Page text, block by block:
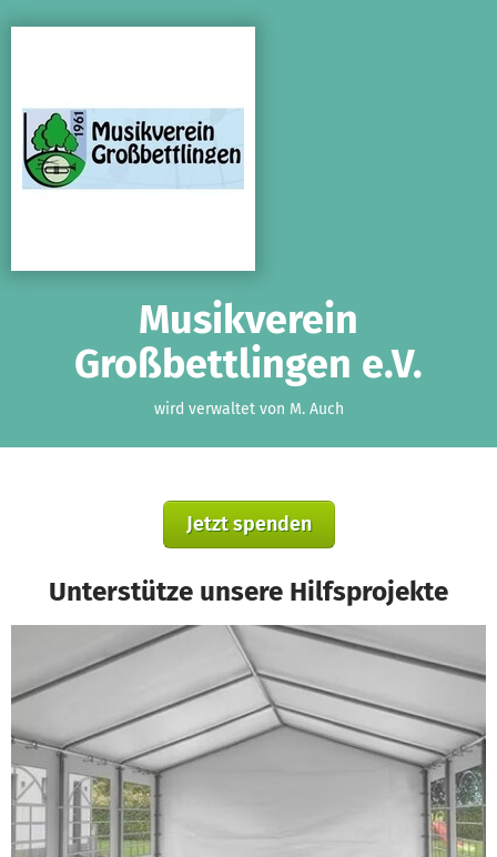
Musikverein
Großbettlingen e.V.
wird verwaltet von M. Auch
Jetzt spenden
Unterstütze unsere Hilfsprojekte